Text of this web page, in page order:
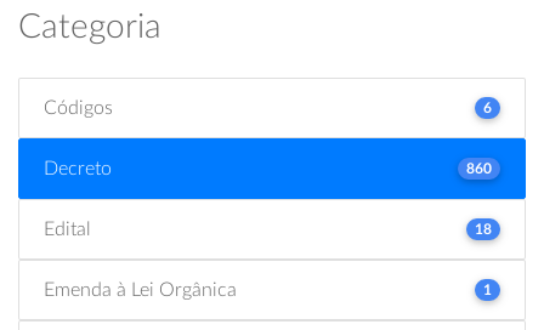
Categoria
Códigos 6
Decreto 860
Edital 18
Emenda à Lei Orgânica 1